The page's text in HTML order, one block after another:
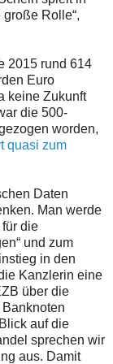
Rolle“,
2015 rund 614
Euro
keine Zukunft
die 500-
worden,
quasi zum
Daten
Man werde
die
und zum
in den
Kanzlerin eine
über die
auf die
sprechen wir
aus. Damit